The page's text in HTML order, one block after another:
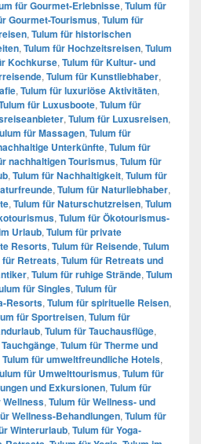
für Gourmet-Erlebnisse, Tulum für
Gourmet-Tourismus, Tulum für
, Tulum für historischen
, Tulum für Hochzeitsreisen, Tulum
Kochkurse, Tulum für Kultur- und
, Tulum für Kunstliebhaber,
, Tulum für luxuriöse Aktivitäten,
für Luxusboote, Tulum für
, Tulum für Luxusreisen,
für Massagen, Tulum für
Unterkünfte, Tulum für
nachhaltigen Tourismus, Tulum für
, Tulum für Nachhaltigkeit, Tulum für
, Tulum für Naturliebhaber,
, Tulum für Naturschutzreisen, Tulum
, Tulum für Ökotourismus-
Urlaub, Tulum für private
Resorts, Tulum für Reisende, Tulum
für Retreats, Tulum für Retreats und
, Tulum für ruhige Strände, Tulum
für Singles, Tulum für
Resorts, Tulum für spirituelle Reisen,
für Sportreisen, Tulum für
, Tulum für Tauchausflüge,
, Tulum für Therme und
Tulum für umweltfreundliche Hotels,
für Umwelttourismus, Tulum für
und Exkursionen, Tulum für
Wellness, Tulum für Wellness- und
Wellness-Behandlungen, Tulum für
Winterurlaub, Tulum für Yoga-